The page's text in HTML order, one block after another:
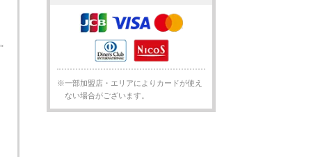
※一部加盟店・エリアによりカードが使え
ない場合がございます。